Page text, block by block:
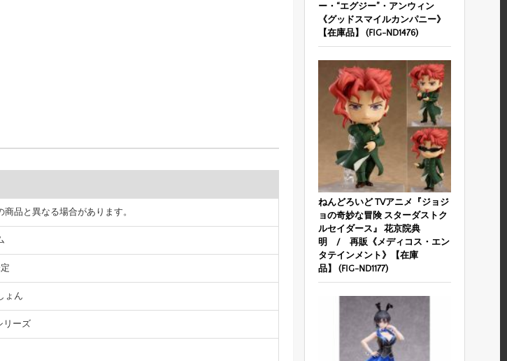
商品と異なる場合があります。
ょん
リーズ
ー・“エグジー”・アンウィン
《グッドスマイルカンパニー》
【在庫品】 (FIG-ND1476)
ねんどろいど TVアニメ『ジョジ
ョの奇妙な冒険 スターダストク
ルセイダース』 花京院典
明 / 再販《メディコス・エン
タテインメント》【在庫
品】 (FIG-ND1177)